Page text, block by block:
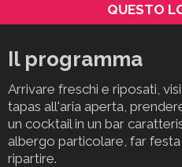
QUESTO
Il programma
Arrivare freschi e riposati,
tapas all'aria aperta,
un cocktail in un bar
albergo particolare, far
ripartire.